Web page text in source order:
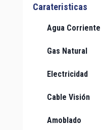
Carateristicas
Agua Corriente
Gas Natural
Electricidad
Cable Visión
Amoblado